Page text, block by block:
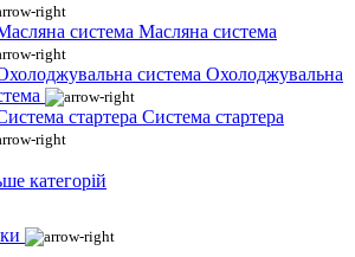
Масляна система
Охолоджувальна
Система стартера
категорій